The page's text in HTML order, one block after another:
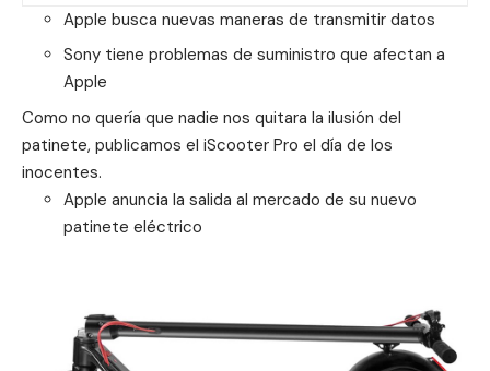
Apple busca nuevas maneras de transmitir datos
Sony tiene problemas de suministro que afectan a
Apple
Como no quería que nadie nos quitara la ilusión del
patinete, publicamos el iScooter Pro el día de los
inocentes.
Apple anuncia la salida al mercado de su nuevo
patinete eléctrico